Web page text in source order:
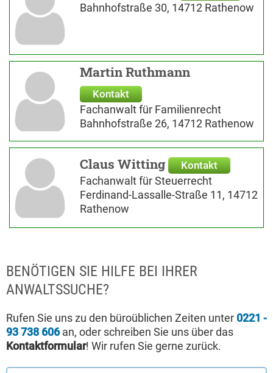
Bahnhofstraße 30, 14712 Rathenow
Martin Ruthmann
Kontakt
Fachanwalt für Familienrecht
Bahnhofstraße 26, 14712 Rathenow
Claus Witting Kontakt
Fachanwalt für Steuerrecht
Ferdinand-Lassalle-Straße 11, 14712
Rathenow
BENÖTIGEN SIE HILFE BEI IHRER
ANWALTSSUCHE?
Rufen Sie uns zu den büroüblichen Zeiten unter 0221 -
93 738 606an, oder schreiben Sie uns über das
Kontaktformular! Wir rufen Sie gerne zurück.